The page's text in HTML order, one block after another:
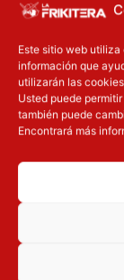
Este sitio web
información que
utilizarán las
Usted puede
también puede
Encontrará más
Inicie sesión
ElEl